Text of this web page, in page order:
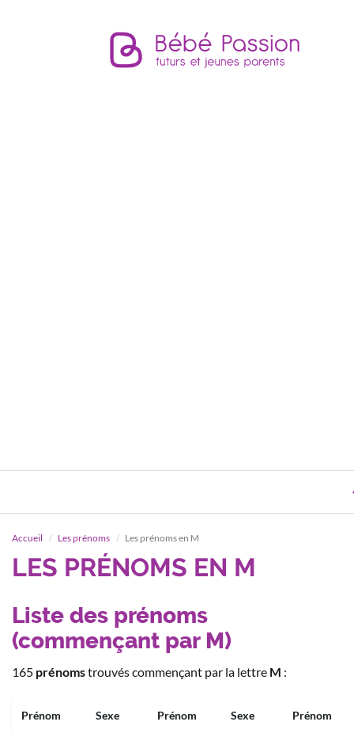
Accueil Les prénoms Les prénoms en M
LES PRÉNOMS EN M
Liste des prénoms
(commençant par M)
165 prénomstrouvés commençant par la lettre M :
Prénom Sexe Prénom Sexe Prénom